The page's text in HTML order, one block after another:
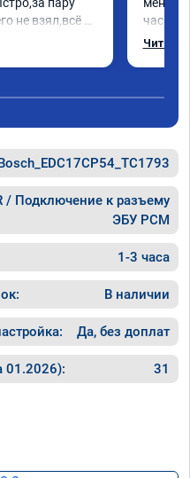
не взял,всё
работы
час
Арман
Читать
/ Подключение к разъему
ЭБУ PCM
1-3 часа
В наличии
Да, без доплат
01.2026): 31